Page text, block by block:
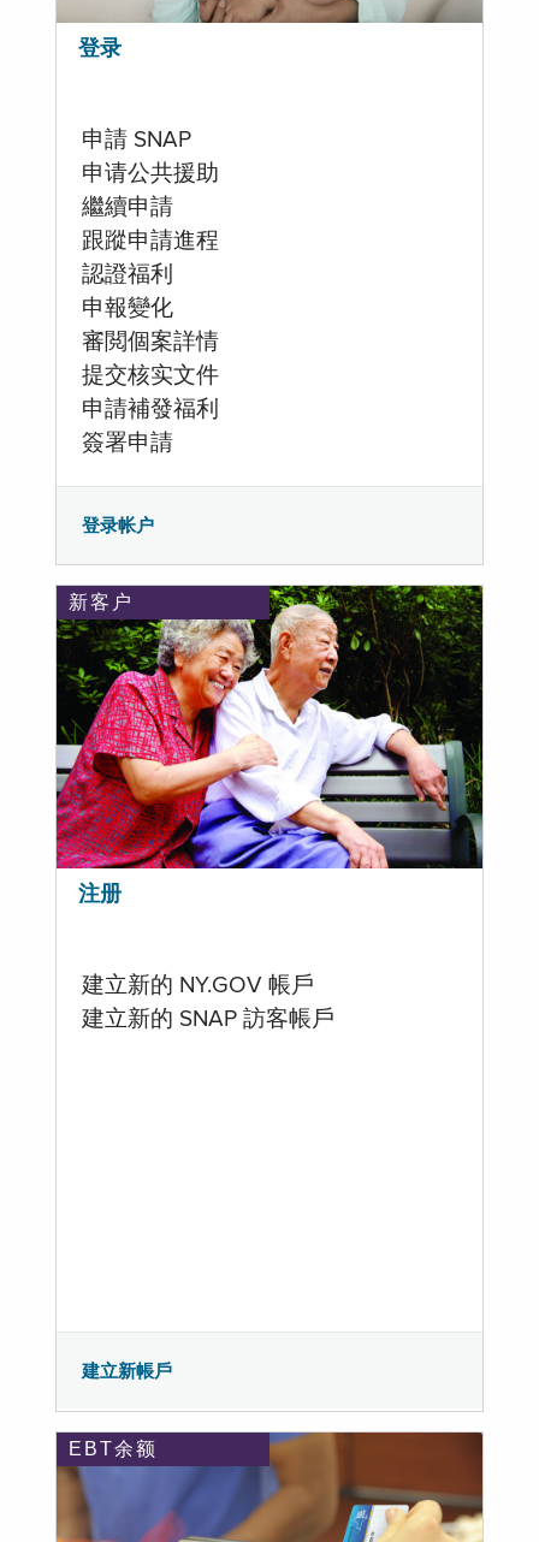
登录
申請 SNAP
申请公共援助
繼續申請
跟蹤申請進程
認證福利
申報變化
審閲個案詳情
提交核实文件
申請補發福利
簽署申請
登录帐户
新客户
注册
建立新的 NY.GOV 帳戶
建立新的 SNAP 訪客帳戶
建立新帳戶
EBT余额